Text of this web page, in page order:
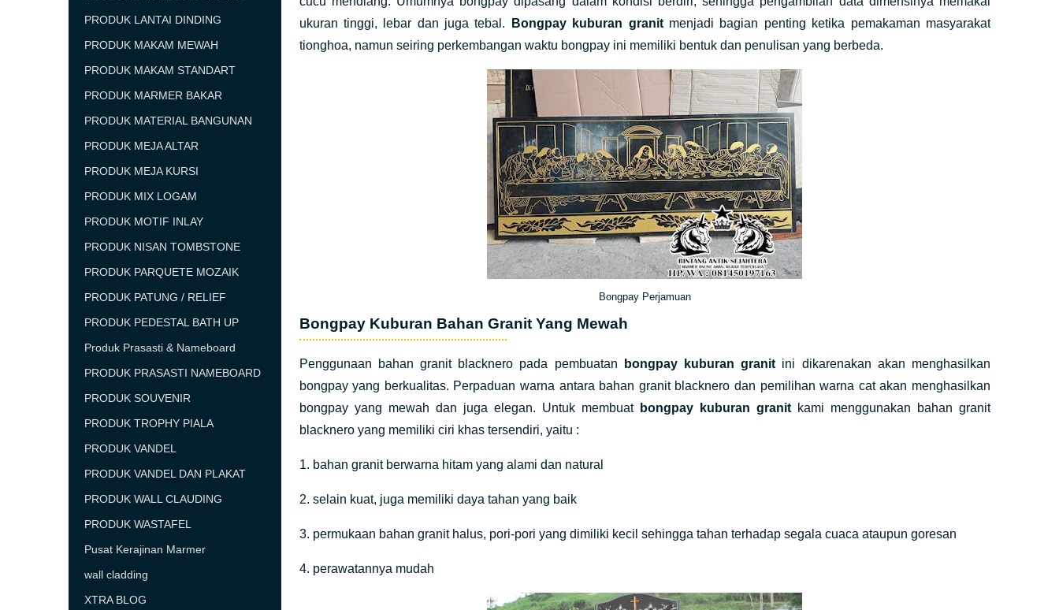
ukuran tinggi, lebar dan juga tebal.
Bongpay kuburan granit menjadi bagian penting ketika pemakaman masyarakat
tionghoa, namun seiring perkembangan waktu bongpay ini memiliki bentuk dan penulisan yang berbeda.
Bongpay Perjamuan
Bongpay Kuburan Bahan Granit Yang Mewah
Penggunaan bahan granit blacknero pada pembuatan bongpay kuburan granit ini dikarenakan akan menghasilkan
bongpay yang berkualitas. Perpaduan warna antara bahan granit blacknero dan pemilihan warna cat akan menghasilkan
bongpay yang mewah dan juga elegan. Untuk membuat bongpay kuburan granit kami menggunakan bahan granit
blacknero yang memiliki ciri khas tersendiri, yaitu :
1. bahan granit berwarna hitam yang alami dan natural
2. selain kuat, juga memiliki daya tahan yang baik
3. permukaan bahan granit halus, pori-pori yang dimiliki kecil sehingga tahan terhadap segala cuaca ataupun goresan
4. perawatannya mudah
PRODUK LANTAI DINDING
PRODUK MAKAM MEWAH
PRODUK MAKAM STANDART
PRODUK MARMER BAKAR
PRODUK MATERIAL BANGUNAN
PRODUK MEJA ALTAR
PRODUK MEJA KURSI
PRODUK MIX LOGAM
PRODUK MOTIF INLAY
PRODUK NISAN TOMBSTONE
PRODUK PARQUETE MOZAIK
PRODUK PATUNG / RELIEF
PRODUK PEDESTAL BATH UP
Produk Prasasti & Nameboard
PRODUK PRASASTI NAMEBOARD
PRODUK SOUVENIR
PRODUK TROPHY PIALA
PRODUK VANDEL
PRODUK VANDEL DAN PLAKAT
PRODUK WALL CLAUDING
PRODUK WASTAFEL
Pusat Kerajinan Marmer
wall cladding
XTRA BLOG